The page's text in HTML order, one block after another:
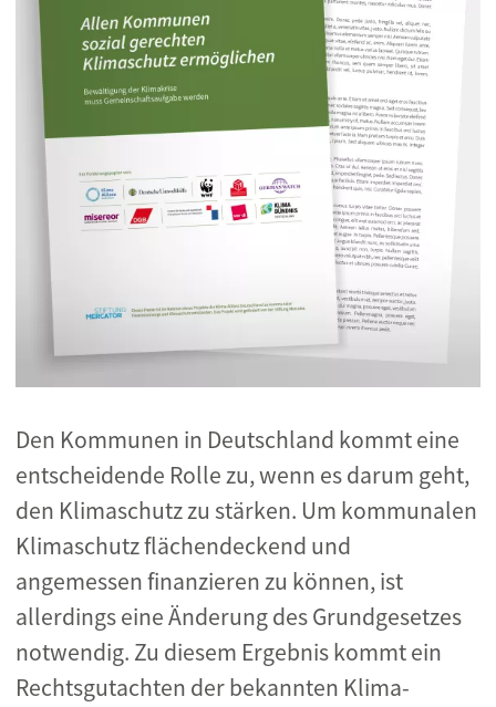
Den Kommunen in Deutschland kommt eine
entscheidende Rolle zu, wenn es darum geht,
den Klimaschutz zu stärken. Um kommunalen
Klimaschutz flächendeckend und
angemessen finanzieren zu können, ist
allerdings eine Änderung des Grundgesetzes
notwendig. Zu diesem Ergebnis kommt ein
Rechtsgutachten der bekannten Klima-